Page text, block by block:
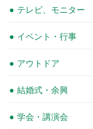
テレビ、モニター
イベント・行事
アウトドア
結婚式・余興
学会・講演会